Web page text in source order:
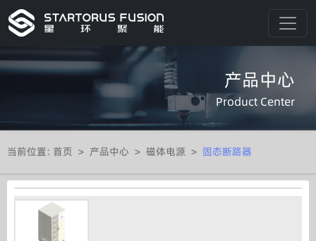
产品中心
Product Center
当前位置: 首页 > 产品中心 > 磁体电源 > 固态断路器